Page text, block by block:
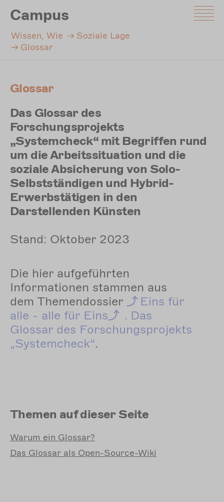
zumCampus
Wissen, Wie
Soziale Lage
Glossar
Glossar
Das Glossar des
Forschungsprojekts
„Systemcheck“ mit Begriffen rund
um die Arbeitssituation und die
soziale Absicherung von Solo-
Selbstständigen und Hybrid-
Erwerbstätigen in den
Darstellenden Künsten
Stand: Oktober 2023
Die hier aufgeführten
Informationen stammen aus
dem Themendossier
Eins für
alle - alle für Eins
. Das
Glossar des Forschungsprojekts
„Systemcheck“.
Themen auf dieser Seite
Warum ein Glossar?
Das Glossar als Open-Source-Wiki